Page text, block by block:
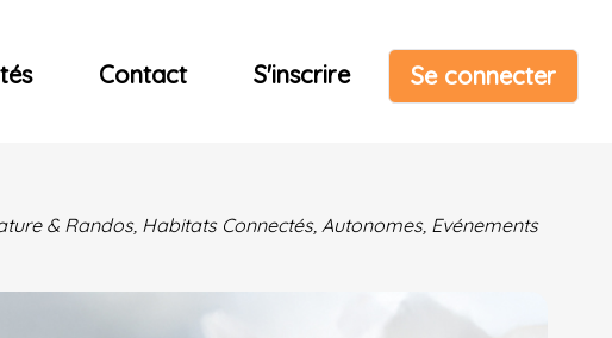
Contact S'inscrire Se connecter
& Randos, Habitats Connectés, Autonomes, Evénements